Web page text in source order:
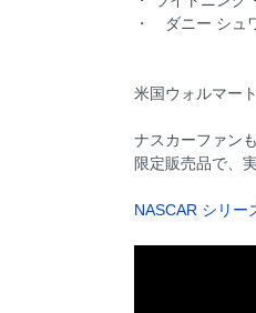
・ ダニー シュ
米国ウォルマー
ナスカーファン
限定販売品で、
NASCAR シリー